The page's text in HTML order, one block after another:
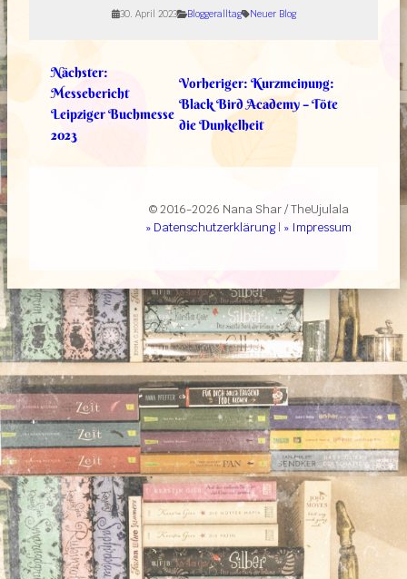
30. April 2023 Bloggeralltag Neuer Blog
Nächster:
Messebericht
Leipziger Buchmesse
2023
Vorheriger: Kurzmeinung:
Black Bird Academy – Töte
die Dunkelheit
© 2016-2026 Nana Shar / TheUjulala
» Datenschutzerklärung| » Impressum